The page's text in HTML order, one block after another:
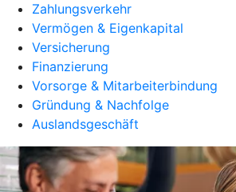
Zahlungsverkehr
Vermögen & Eigenkapital
Versicherung
Finanzierung
Vorsorge & Mitarbeiterbindung
Gründung & Nachfolge
Auslandsgeschäft